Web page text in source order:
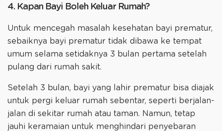
4. Kapan Bayi Boleh Keluar Rumah?
Untuk mencegah masalah kesehatan bayi prematur,
sebaiknya bayi prematur tidak dibawa ke tempat
umum selama setidaknya 3 bulan pertama setelah
pulang dari rumah sakit.
Setelah 3 bulan, bayi yang lahir prematur bisa diajak
untuk pergi keluar rumah sebentar, seperti berjalan-
jalan di sekitar rumah atau taman. Namun, tetap
jauhi keramaian untuk menghindari penyebaran